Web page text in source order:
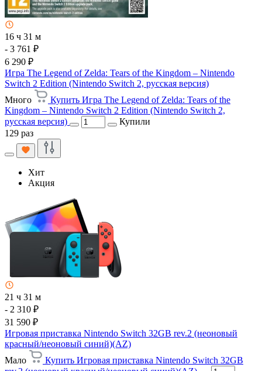
16 ч 31 м
- 3 761 ₽
6 290 ₽
Игра The Legend of Zelda: Tears of the Kingdom – Nintendo
Switch 2 Edition (Nintendo Switch 2, русская версия)
Много
Купить Игра The Legend of Zelda: Tears of the
Kingdom – Nintendo Switch 2 Edition (Nintendo Switch 2,
русская версия)
Купили
129 раз
Хит
Акция
21 ч 31 м
- 2 310 ₽
31 590 ₽
Игровая приставка Nintendo Switch 32GB rev.2 (неоновый
красный/неоновый синий)(AZ)
Мало
Купить Игровая приставка Nintendo Switch 32GB